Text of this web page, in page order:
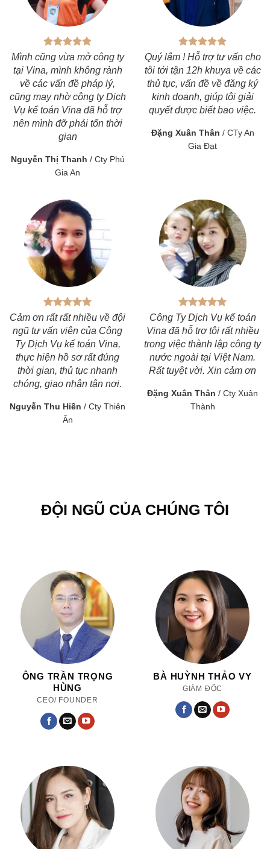
Mình cũng vừa mở công ty
tại Vina, mình không rành
về các vấn đề pháp lý,
cũng may nhờ công ty Dịch
Vụ kế toán Vina đã hỗ trợ
nên mình đỡ phải tốn thời
gian
Nguyễn Thị Thanh / Cty Phú
Gia An
Quý lắm ! Hỗ trợ tư vấn cho
tôi tới tận 12h khuya về các
thủ tục, vấn đề về đăng ký
kinh doanh, giúp tôi giải
quyết được biết bao việc.
Đặng Xuân Thân / CTy An
Gia Đạt
Cảm ơn rất rất nhiều về đội
ngũ tư vấn viên của Công
Ty Dịch Vụ kế toán Vina,
thực hiện hồ sơ rất đúng
thời gian, thủ tục nhanh
chóng, giao nhận tận nơi.
Nguyễn Thu Hiền / Cty Thiên
Ân
Công Ty Dịch Vụ kế toán
Vina đã hỗ trợ tôi rất nhiều
trong việc thành lập công ty
nước ngoài tại Việt Nam.
Rất tuyệt vời. Xin cảm ơn
Đặng Xuân Thân / Cty Xuân
Thành
ĐỘI NGŨ CỦA CHÚNG TÔI
ÔNG TRẦN TRỌNG
HÙNG
CEO/ FOUNDER
BÀ HUỲNH THẢO VY
GIÁM ĐỐC